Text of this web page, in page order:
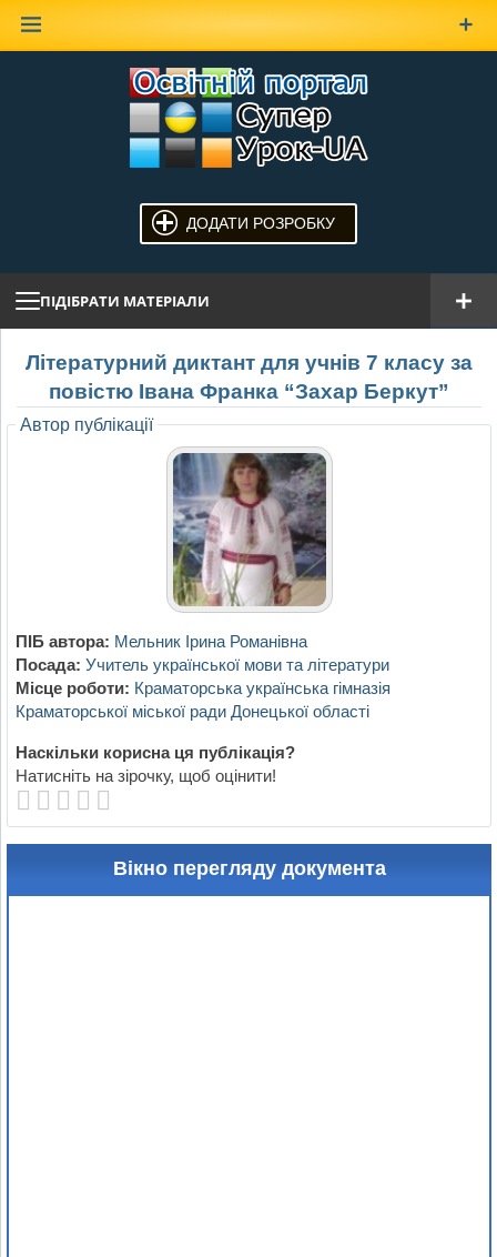
ДОДАТИ РОЗРОБКУ
ПІДІБРАТИ МАТЕРІАЛИ
Літературний диктант для учнів 7 класу за
повістю Івана Франка “Захар Беркут”
Автор публікації
ПІБ автора: Мельник Ірина Романівна
Посада: Учитель української мови та літератури
Місце роботи: Краматорська українська гімназія
Краматорської міської ради Донецької області
Наскільки корисна ця публікація?
Натисніть на зірочку, щоб оцінити!
Вікно перегляду документа